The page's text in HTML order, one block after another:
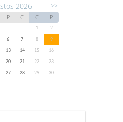
2026 >>
P C C P
1
2
6 7 8
9
13 14 15
16
20 21 22
23
27 28 29
30